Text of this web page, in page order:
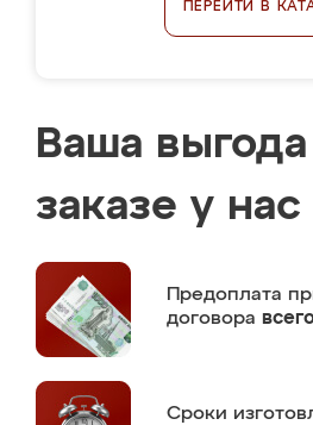
ПЕРЕЙТИ В
Ваша
заказе у нас
Предоплата
договора
Сроки